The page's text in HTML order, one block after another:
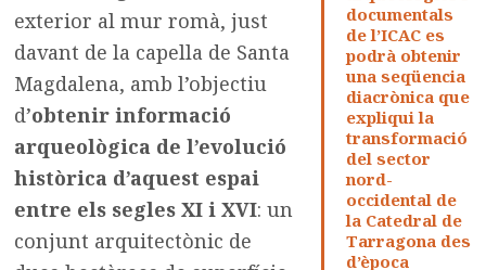
documentals
de l’ICAC es
podrà obtenir
una seqüencia
diacrònica que
expliqui la
transformació
del sector
nord-
occidental de
la Catedral de
Tarragona des
d’època
exterior al mur romà, just
davant de la capella de Santa
Magdalena, amb l’objectiu
d’obtenir informació
arqueològica de l’evolució
històrica d’aquest espai
entre els segles XI i XVI: un
conjunt arquitectònic de